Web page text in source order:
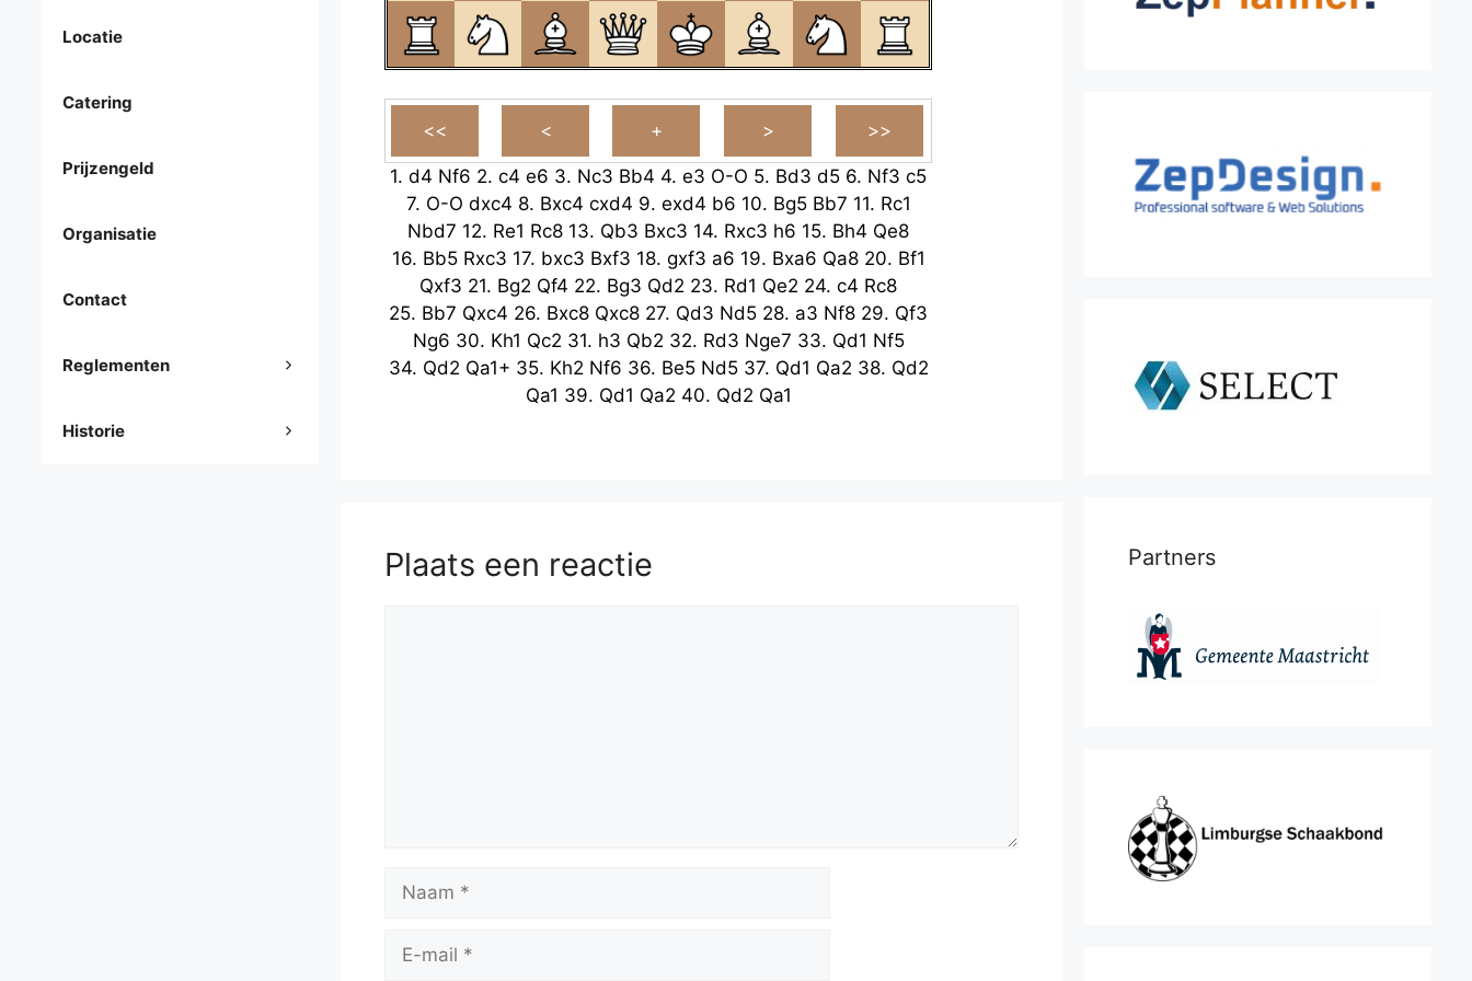
1. d4 Nf6 2. c4 e6 3. Nc3 Bb4 4. e3 O-O 5. Bd3 d5 6. Nf3 c5
7. O-O dxc4 8. Bxc4 cxd4 9. exd4 b6 10. Bg5 Bb7 11. Rc1
Nbd7 12. Re1 Rc8 13. Qb3 Bxc3 14. Rxc3 h6 15. Bh4 Qe8
16. Bb5 Rxc3 17. bxc3 Bxf3 18. gxf3 a6 19. Bxa6 Qa8 20. Bf1
Qxf3 21. Bg2 Qf4 22. Bg3 Qd2 23. Rd1 Qe2 24. c4 Rc8
25. Bb7 Qxc4 26. Bxc8 Qxc8 27. Qd3 Nd5 28. a3 Nf8 29. Qf3
Ng6 30. Kh1 Qc2 31. h3 Qb2 32. Rd3 Nge7 33. Qd1 Nf5
34. Qd2 Qa1+ 35. Kh2 Nf6 36. Be5 Nd5 37. Qd1 Qa2 38. Qd2
Qa1 39. Qd1 Qa2 40. Qd2 Qa1
Plaats een reactie
mail
Locatie
Catering
Prijzengeld
Organisatie
Contact
Reglementen
Historie
Partners